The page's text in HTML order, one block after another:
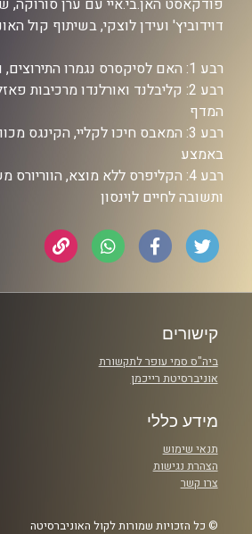
פודקאסט האן.בי.איי עם ערן סורוקה,
דוידוביץ' ועידן לוצקי, בשיתוף קול
רבע 1: האם לסיקסרס נגמרו התירוצים, ומה עוד חסר להם
רבע 2: קליבלנד ואורלנדו מרכיבות
המדף
רבע 3: המאבס חיכו לקליי, הקינגס
באמצע
רבע 4: הקליפרס ללא מוצא,
ותשובה לחיים לוינסון
קישורים
ביה"ס סמי עופר לתקשורת
אוניברסיטת רייכמן
מידע כללי
תנאי שימוש
הצהרת נגישות
צרו קשר
© כל הזכויות שמורות לקול האוניברסיטה